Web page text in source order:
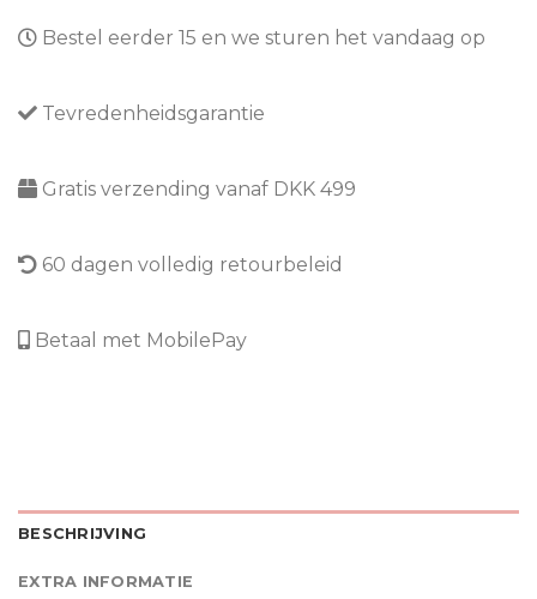
Bestel eerder 15 en we sturen het vandaag op
Tevredenheidsgarantie
Gratis verzending vanaf DKK 499
60 dagen volledig retourbeleid
Betaal met MobilePay
BESCHRIJVING
EXTRA INFORMATIE